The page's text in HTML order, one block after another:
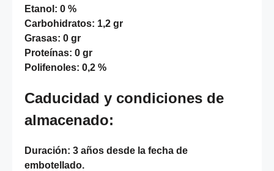
Etanol: 0 %
Carbohidratos: 1,2 gr
Grasas: 0 gr
Proteínas: 0 gr
Polifenoles: 0,2 %
Caducidad y condiciones de
almacenado:
Duración: 3 años desde la fecha de
embotellado.